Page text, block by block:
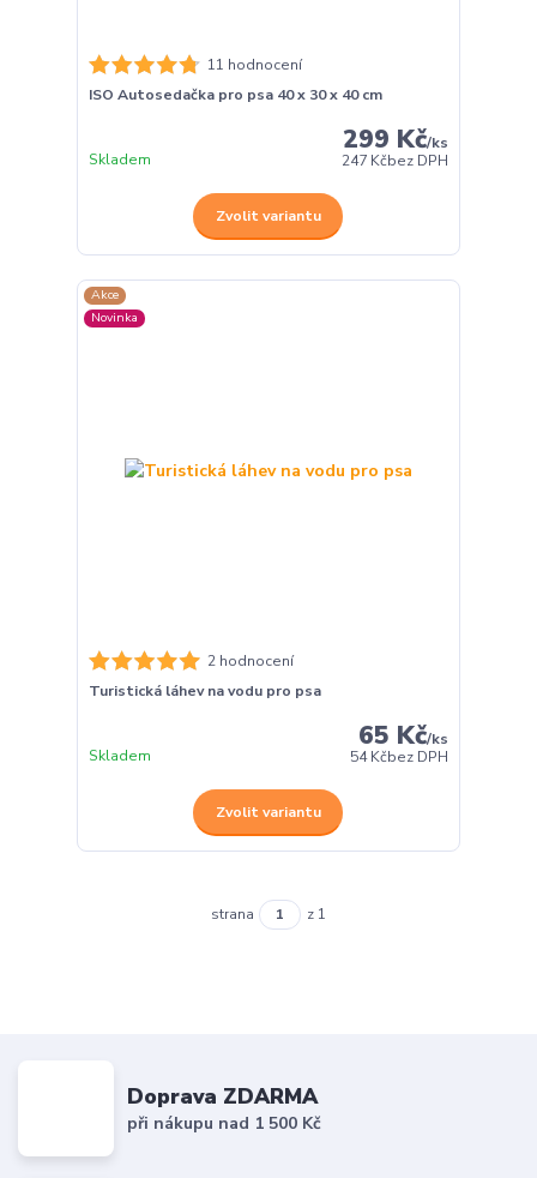
11 hodnocení
ISO Autosedačka pro psa 40 x 30 x 40 cm
299 Kč/ks
247 Kčbez DPH
Skladem
Zvolit variantu
Akce
Novinka
2 hodnocení
Turistická láhev na vodu pro psa
65 Kč/ks
54 Kčbez DPH
Skladem
Zvolit variantu
strana z 1
Doprava ZDARMA
při nákupu nad 1 500 Kč